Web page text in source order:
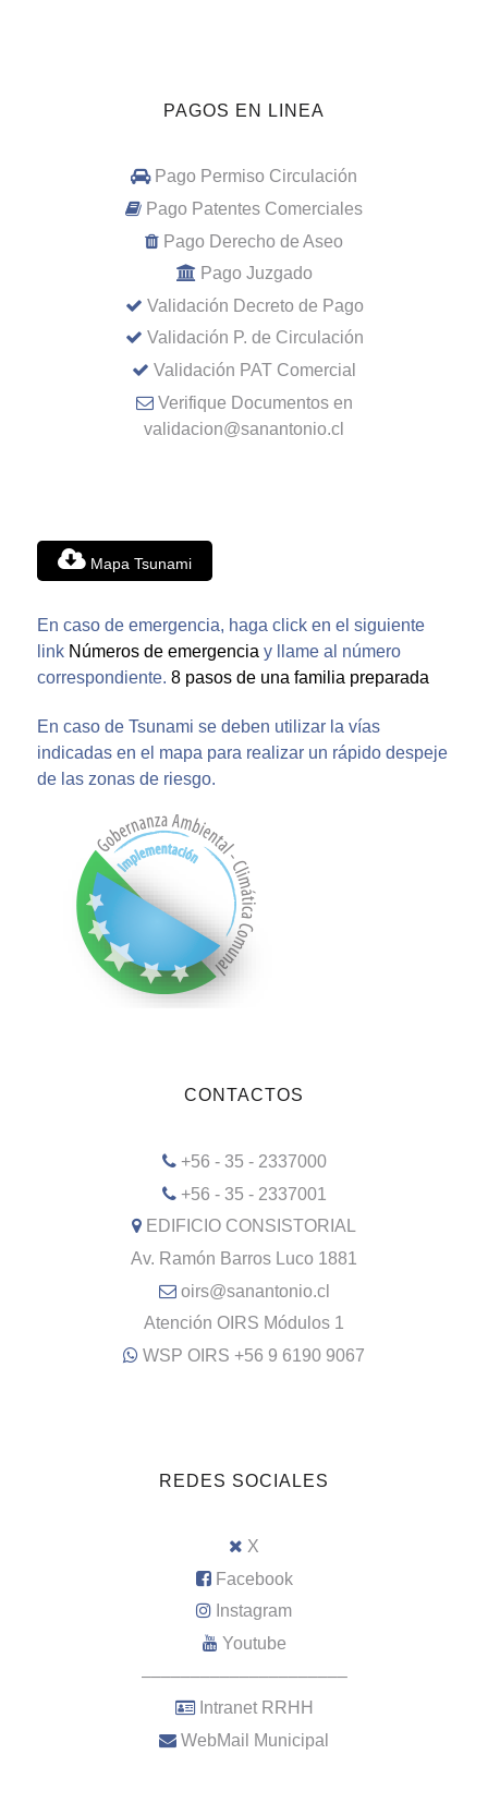
PAGOS EN LINEA
Pago Permiso Circulación
Pago Patentes Comerciales
Pago Derecho de Aseo
Pago Juzgado
Validación Decreto de Pago
Validación P. de Circulación
Validación PAT Comercial
Verifique Documentos en
validacion@sanantonio.cl
Mapa Tsunami
En caso de emergencia, haga click en el siguiente
link Números de emergencia y llame al número
correspondiente. 8 pasos de una familia preparada
En caso de Tsunami se deben utilizar la vías
indicadas en el mapa para realizar un rápido despeje
de las zonas de riesgo.
CONTACTOS
+56 - 35 - 2337000
+56 - 35 - 2337001
EDIFICIO CONSISTORIAL
Av. Ramón Barros Luco 1881
oirs@sanantonio.cl
Atención OIRS Módulos 1
WSP OIRS +56 9 6190 9067
REDES SOCIALES
X
Facebook
Instagram
Youtube
–––––––––––––––––––––
Intranet RRHH
WebMail Municipal